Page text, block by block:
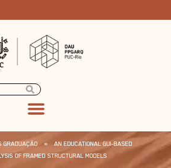
GRADUAÇÃO »
AN EDUCATIONAL GUI-BASED
OF FRAMED STRUCTURAL MODELS